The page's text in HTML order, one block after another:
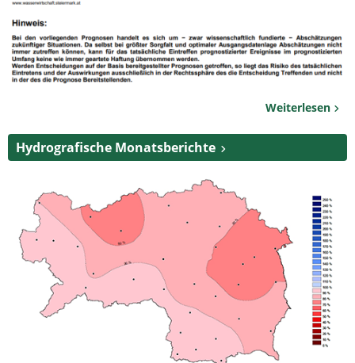
Weiterlesen
Hydrografische Monatsberichte